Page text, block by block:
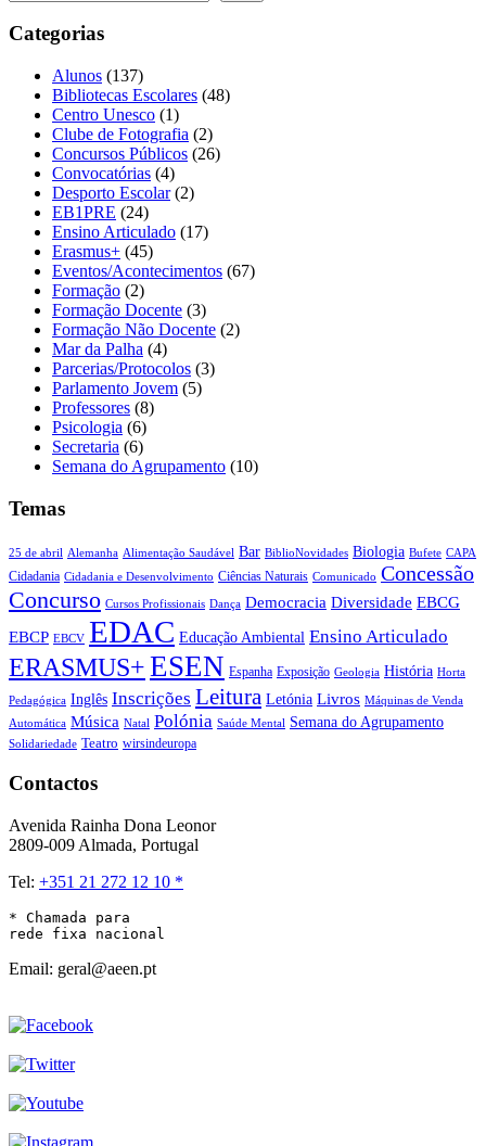
Categorias
Alunos (137)
Bibliotecas Escolares (48)
Centro Unesco (1)
Clube de Fotografia (2)
Concursos Públicos (26)
Convocatórias (4)
Desporto Escolar(2)
EB1PRE (24)
Ensino Articulado (17)
Erasmus+ (45)
Eventos/Acontecimentos (67)
Formação (2)
Formação Docente (3)
Formação Não Docente (2)
Mar da Palha (4)
Parcerias/Protocolos (3)
Parlamento Jovem (5)
Professores (8)
Psicologia (6)
Secretaria (6)
Semana do Agrupamento (10)
Temas
25 de abril Alemanha Alimentação Saudável Bar BiblioNovidades Biologia Bufete CAPA
Cidadania Cidadania e Desenvolvimento Ciências Naturais Comunicado Concessão
Concurso Cursos Profissionais Dança Democracia Diversidade EBCG
EBCP EBCV EDAC Educação Ambiental Ensino Articulado
ERASMUS+ESEN Espanha Exposição Geologia História Horta
Pedagógica Inglês Inscrições Leitura Letónia Livros Máquinas de Venda
Automática Música Natal Polónia Saúde Mental Semana do Agrupamento
Solidariedade Teatro wirsindeuropa
Contactos
Avenida Rainha Dona Leonor
2809-009 Almada, Portugal
Tel: +351 21 272 12 10 *
* Chamada para
rede fixa nacional
Email: geral@aeen.pt